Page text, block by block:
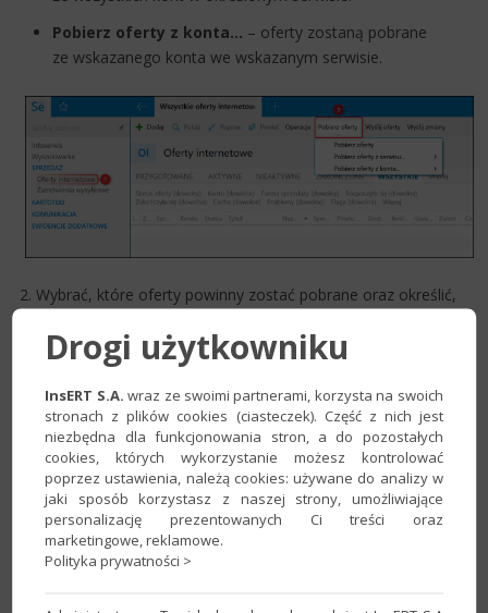
Pobierz oferty z konta... – oferty zostaną pobrane
ze wskazanego konta we wskazanym serwisie.
2. Wybrać, które oferty powinny zostać pobrane oraz określić,
przyciskiemPobierz.​
Drogi użytkowniku
InsERT S.A. wraz ze swoimi partnerami, korzysta na swoich
stronach z plików cookies (ciasteczek). Część z nich jest
niezbędna dla funkcjonowania stron, a do pozostałych
cookies, których wykorzystanie możesz kontrolować
poprzez ustawienia, należą cookies: używane do analizy w
jaki sposób korzystasz z naszej strony, umożliwiające
personalizację prezentowanych Ci treści oraz
marketingowe, reklamowe.
Polityka prywatności >